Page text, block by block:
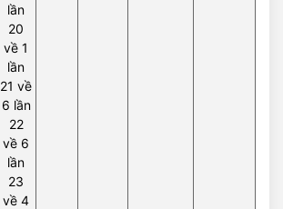
lần
20
về 1
lần
21 về
6 lần
22
về 6
lần
23
về 4